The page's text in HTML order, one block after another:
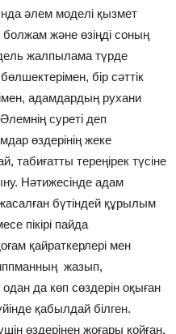
әлем моделі қызмет
және өзіңді соның
жалпылама түрде
бір сәттік
адамдардың рухани
суреті деп
өздерінің жеке
табиғатты тереңірек түсіне
Нәтижесінде адам
бүтіндей құрылым
пікірі пайда
қайраткерлері мен
жазып,
да көп сөздерін оқыған
қабылдай білген.
өздерінен жоғары қойған.